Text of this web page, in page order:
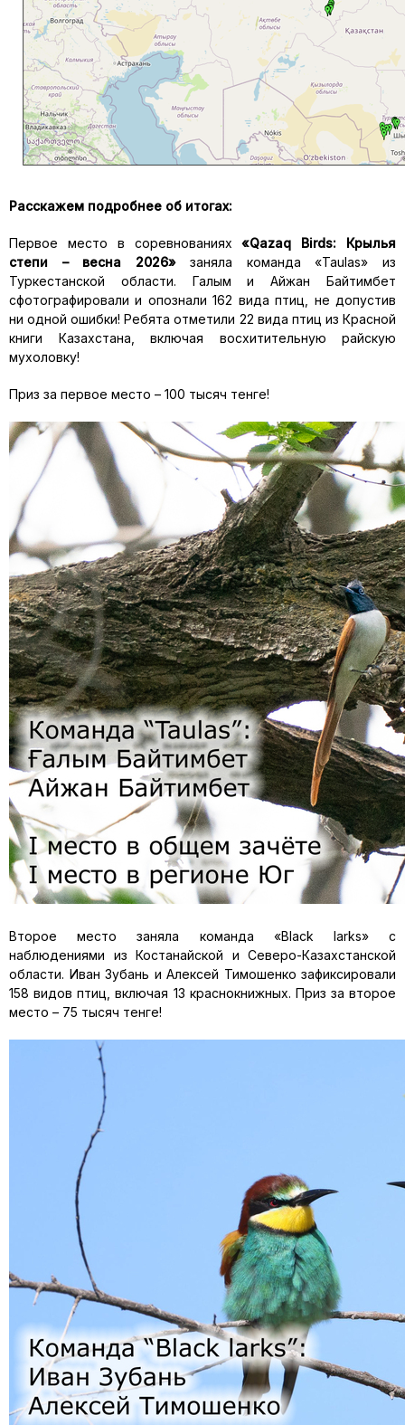
Расскажем подробнее об итогах:
Первое место в соревнованиях«Qazaq Birds: Крылья
степи – весна 2026»заняла команда «Taulas» из
Туркестанской области. Галым и Айжан Байтимбет
сфотографировали и опознали 162 вида птиц, не допустив
ни одной ошибки! Ребята отметили 22 вида птиц из Красной
книги Казахстана, включая восхитительную райскую
мухоловку!
Приз за первое место – 100 тысяч тенге!
Второе место заняла команда «Black larks» с
наблюдениями из Костанайской и Северо-Казахстанской
области. Иван Зубань и Алексей Тимошенко зафиксировали
158 видов птиц, включая 13 краснокнижных. Приз за второе
место – 75 тысяч тенге!